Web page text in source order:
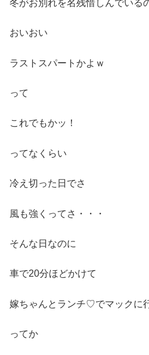
冬がお別れを名残惜しんでいる
おいおい
ラストスパートかよｗ
って
これでもかッ！
ってなくらい
冷え切った日でさ
風も強くってさ・・・
そんな日なのに
車で20分ほどかけて
嫁ちゃんとランチ♡でマックに
ってか